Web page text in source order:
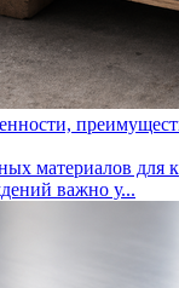
материалов для
важно у...